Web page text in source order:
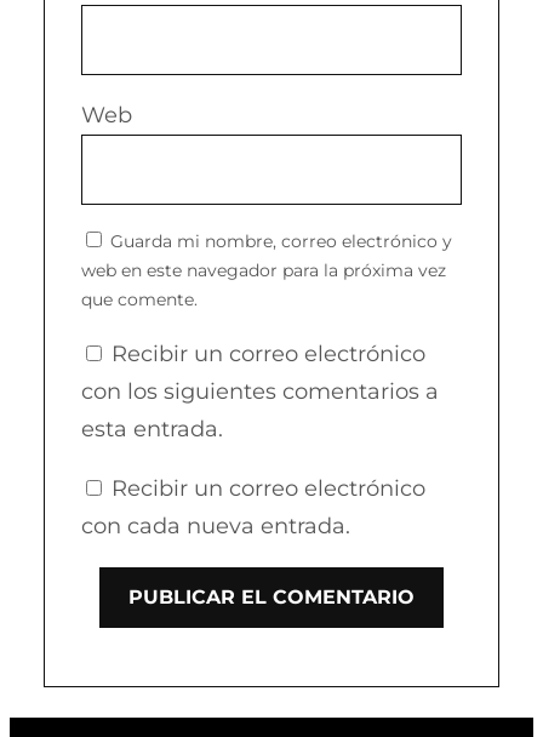
Web
Guarda mi nombre, correo electrónico y
web en este navegador para la próxima vez
que comente.
Recibir un correo electrónico
con los siguientes comentarios a
esta entrada.
Recibir un correo electrónico
con cada nueva entrada.